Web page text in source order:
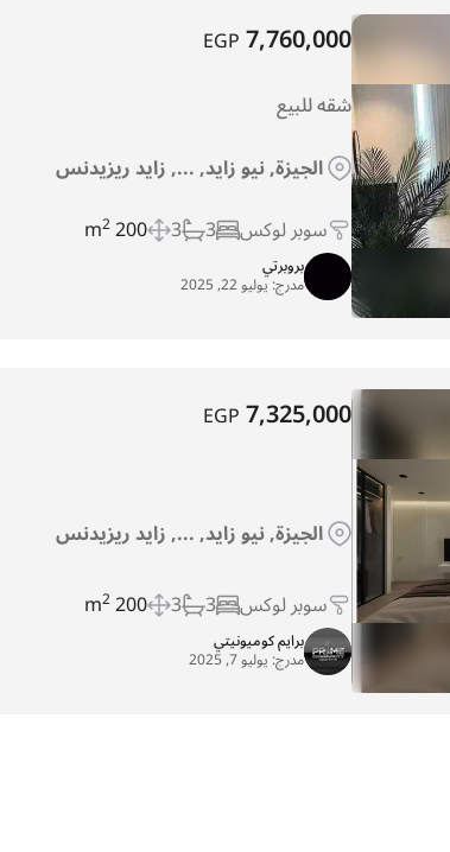
7,760,000
EGP
شقه للبيع
الجيزة, نيو زايد, ..., زايد ريزيدنس
سوبر لوكس 3
3
200 m
2
بروبرتي
مدرج:يوليو 22, 2025
7,325,000
EGP
الجيزة, نيو زايد, ..., زايد ريزيدنس
سوبر لوكس 3
3
200 m
2
برايم كوميونيتي
مدرج: يوليو 7, 2025